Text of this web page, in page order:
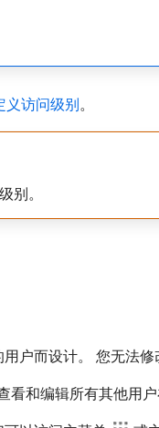
义访问级别。
别。
户而设计。 您无法修
和编辑所有其他用户